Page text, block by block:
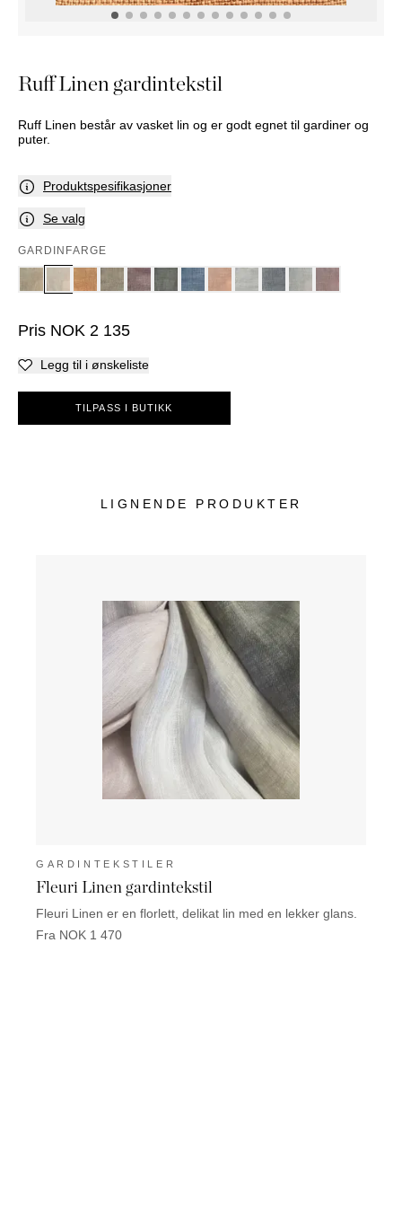
DEKOR
SPEIL
Ruff Linen gardintekstil
Ruff Linen består av vasket lin og er godt egnet til gardiner og
puter.
Produktspesifikasjoner
Se valg
GARDINFARGE
Pris NOK 2 135
Legg til i ønskeliste
TILPASS I BUTIKK
LIGNENDE PRODUKTER
GARDINTEKSTILER
Fleuri Linen gardintekstil
Fleuri Linen er en florlett, delikat lin med en lekker glans.
Fra NOK 1 470